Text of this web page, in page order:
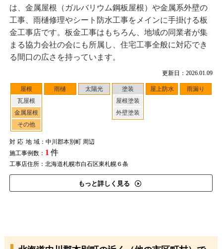
更新日：2026.01.09
屋根
瓦屋根
金属屋根
その他
雨樋 太陽光
塗装
屋根塗装
外壁塗装
屋上防水 雨漏り
対応地域：中川郡本別町 周辺
施工事例数： 1 件
工事店住所：北海道札幌市白石区東札幌６条
もっと詳しく見る
は、金属屋根（ガルバリウム鋼板屋根）や金属系外壁の
工事、雨樋修理やシート防水工事をメインに手掛ける板
金工事店です。板金工事はもちろん、地域の同業者が集
まる協力会社の会にも所属し、住宅工事全般に対応でき
る間口の広さを持っています。